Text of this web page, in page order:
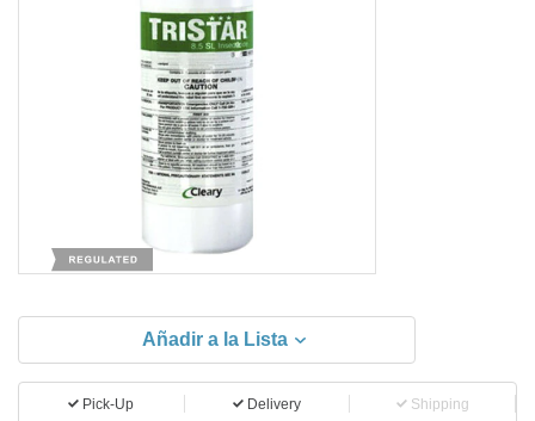
Añadir a la Lista
Pick-Up Delivery Shipping